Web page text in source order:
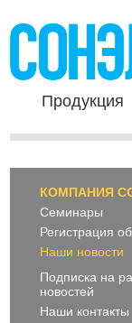
Продукция
КОМПАНИЯ
Семинары
Регистрация
Наши новости
Подписка на
новостей
Наши контакты